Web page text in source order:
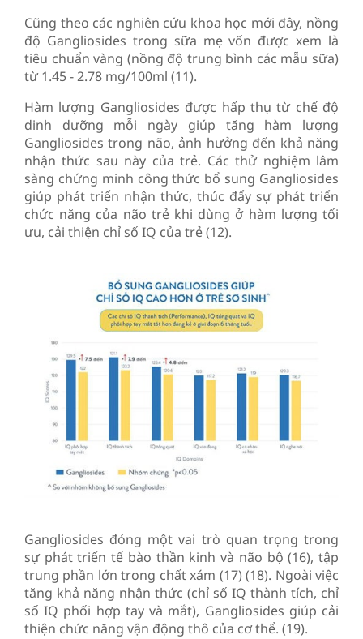
Cũng theo các nghiên cứu khoa học mới đây, nồng
độ Gangliosides trong sữa mẹ vốn được xem là
tiêu chuẩn vàng (nồng độ trung bình các mẫu sữa)
từ 1.45 - 2.78 mg/100ml (11).
Hàm lượng Gangliosides được hấp thụ từ chế độ
dinh dưỡng mỗi ngày giúp tăng hàm lượng
Gangliosides trong não, ảnh hưởng đến khả năng
nhận thức sau này của trẻ. Các thử nghiệm lâm
sàng chứng minh công thức bổ sung Gangliosides
giúp phát triển nhận thức, thúc đẩy sự phát triển
chức năng của não trẻ khi dùng ở hàm lượng tối
ưu, cải thiện chỉ số IQ của trẻ (12).
Gangliosides đóng một vai trò quan trọng trong
sự phát triển tế bào thần kinh và não bộ (16), tập
trung phần lớn trong chất xám (17) (18). Ngoài việc
tăng khả năng nhận thức (chỉ số IQ thành tích, chỉ
số IQ phối hợp tay và mắt), Gangliosides giúp cải
thiện chức năng vận động thô của cơ thể. (19).